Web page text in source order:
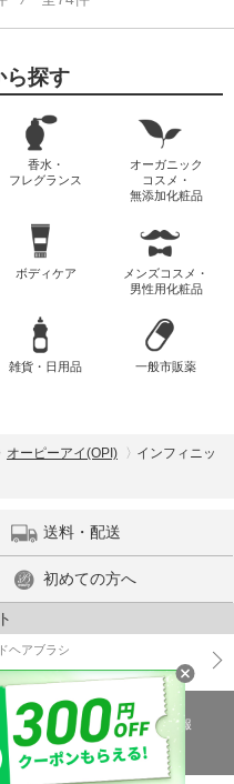
ら探す
香水・
フレグランス
オーガニック
コスメ・
無添加化粧品
ボディケア
メンズコスメ・
男性用化粧品
雑貨・日用品 一般市販薬
オーピーアイ(OPI)
インフィニッ
送料・配送
初めての方へ
ヘアブラシ
リシー
医薬品販売許可証の情報
PC版で表示